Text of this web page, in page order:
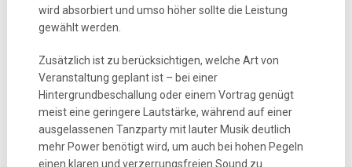
wird absorbiert und umso höher sollte die Leistung
gewählt werden.
Zusätzlich ist zu berücksichtigen, welche Art von
Veranstaltung geplant ist – bei einer
Hintergrundbeschallung oder einem Vortrag genügt
meist eine geringere Lautstärke, während auf einer
ausgelassenen Tanzparty mit lauter Musik deutlich
mehr Power benötigt wird, um auch bei hohen Pegeln
einen klaren und verzerrungsfreien Sound zu